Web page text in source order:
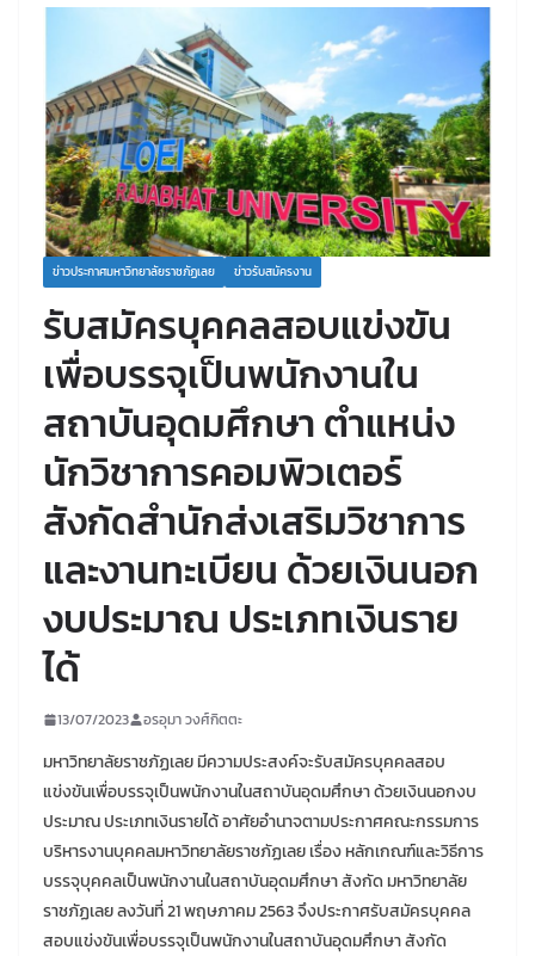
ข่าวประกาศมหาวิทยาลัยราชภัฏเลย ข่าวรับสมัครงาน
รับสมัครบุคคลสอบแข่งขัน
เพื่อบรรจุเป็นพนักงานใน
สถาบันอุดมศึกษา ตำแหน่ง
นักวิชาการคอมพิวเตอร์
สังกัดสำนักส่งเสริมวิชาการ
และงานทะเบียน ด้วยเงินนอก
งบประมาณ ประเภทเงินราย
ได้
13/07/2023 อรอุมา วงศ์กิตตะ
มหาวิทยาลัยราชภัฏเลย มีความประสงค์จะรับสมัครบุคคลสอบ
แข่งขันเพื่อบรรจุเป็นพนักงานในสถาบันอุดมศึกษา ด้วยเงินนอกงบ
ประมาณ ประเภทเงินรายได้ อาศัยอำนาจตามประกาศคณะกรรมการ
บริหารงานบุคคลมหาวิทยาลัยราชภัฏเลย เรื่อง หลักเกณฑ์และวิธีการ
บรรจุบุคคลเป็นพนักงานในสถาบันอุดมศึกษา สังกัด มหาวิทยาลัย
ราชภัฏเลย ลงวันที่ 21 พฤษภาคม 2563 จึงประกาศรับสมัครบุคคล
สอบแข่งขันเพื่อบรรจุเป็นพนักงานในสถาบันอุดมศึกษา สังกัด